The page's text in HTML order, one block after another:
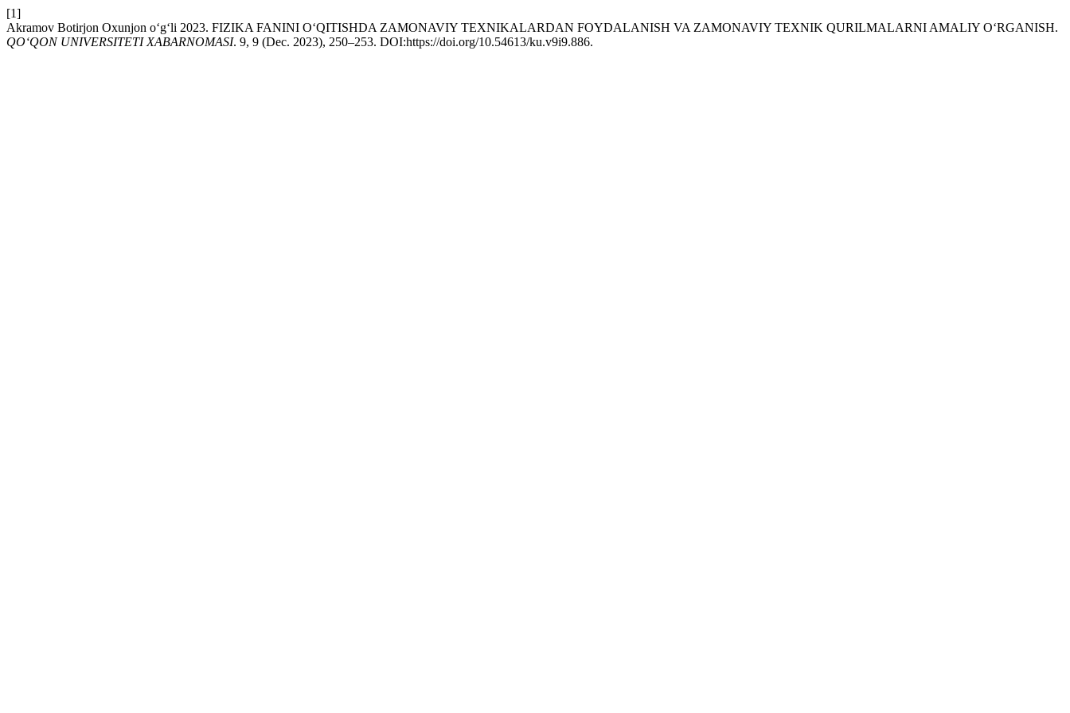
[1]
Akramov Botirjon Oxunjon oʻgʻli 2023. FIZIKA FANINI OʻQITISHDA ZAMONAVIY TEXNIKALARDAN FOYDALANISH VA ZAMONAVIY TEXNIK QURILMALARNI AMALIY OʻRGANISH.
QO‘QON UNIVERSITETI XABARNOMASI. 9, 9 (Dec. 2023), 250–253. DOI:https://doi.org/10.54613/ku.v9i9.886.